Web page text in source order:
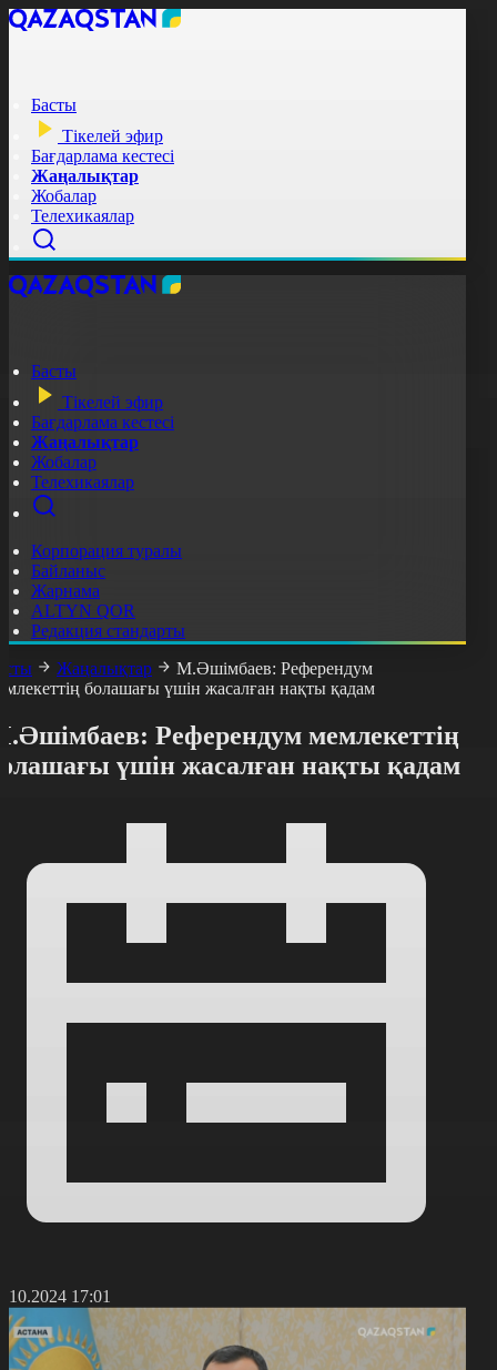
Басты
Тікелей эфир
Бағдарлама кестесі
Жаңалықтар
Жобалар
Телехикаялар
Басты
Тікелей эфир
Бағдарлама кестесі
Жаңалықтар
Жобалар
Телехикаялар
Корпорация туралы
Байланыс
Жарнама
ALTYN QOR
Редакция стандарты
Жаңалықтар
М.Әшімбаев: Референдум
болашағы үшін жасалған нақты қадам
Референдум мемлекеттің
үшін жасалған нақты қадам
17:01